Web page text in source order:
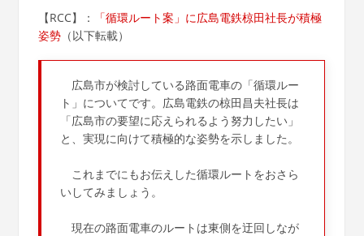
【RCC】：
「循環ルート案」に広島電鉄椋田社長が積極
姿勢（以下転載）
広島市が検討している路面電車の「循環ルー
ト」についてです。広島電鉄の椋田昌夫社長は
「広島市の要望に応えられるよう努力したい」
と、実現に向けて積極的な姿勢を示しました。
これまでにもお伝えした循環ルートをおさら
いしてみましょう。
現在の路面電車のルートは東側を迂回しなが